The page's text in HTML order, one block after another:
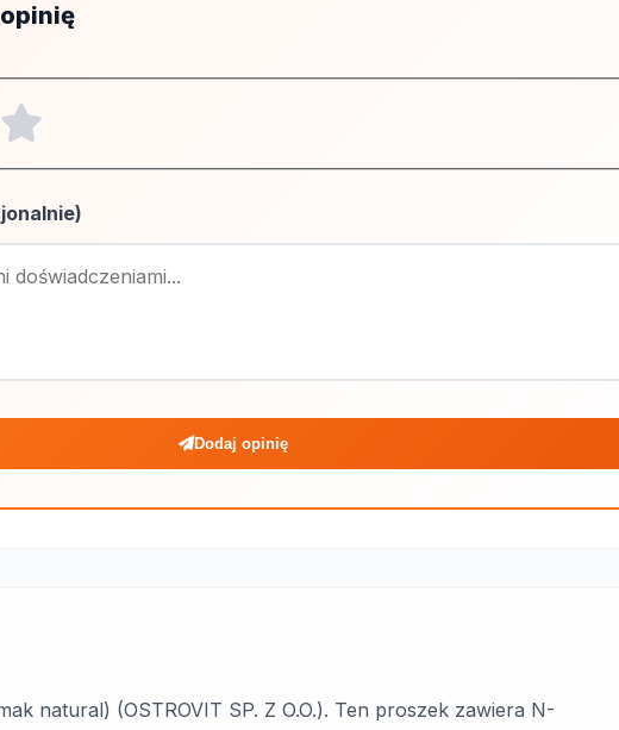
Dodaj opinię
natural) (OSTROVIT SP. Z O.O.). Ten proszek zawiera N-